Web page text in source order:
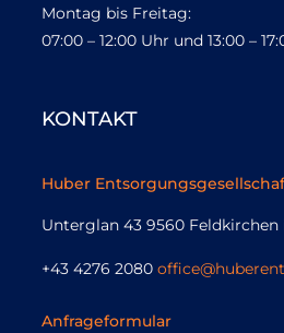
Montag bis Freitag:
07:00 – 12:00 Uhr und 13:00 –
KONTAKT
Huber
Unterglan 43 9560
+43 4276 2080
Anfrageformular